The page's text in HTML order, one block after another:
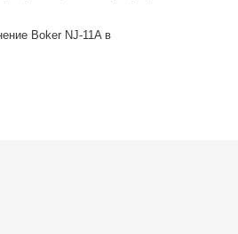
Boker NJ-11A в